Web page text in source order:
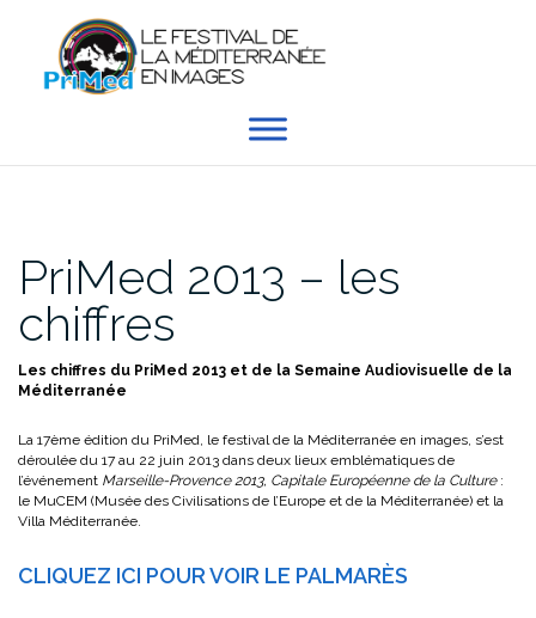
contenu
PriMed 2013 – les
chiffres
Les chiffres du PriMed 2013 et de la Semaine Audiovisuelle de la
Méditerranée
La 17ème édition du PriMed, le festival de la Méditerranée en images, s’est
déroulée du 17 au 22 juin 2013 dans deux lieux emblématiques de
l’événement Marseille-Provence 2013, Capitale Européenne de la Culture:
le MuCEM (Musée des Civilisations de l’Europe et de la Méditerranée) et la
Villa Méditerranée.
CLIQUEZ ICI POUR VOIR LE PALMARÈS